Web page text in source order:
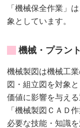
「機械保全作業」
象としています。
機械・プラン
機械製図は機械工
図・組立図を対象
価値に影響を与え
「機械製図ＣＡＤ
必要な技能・知識